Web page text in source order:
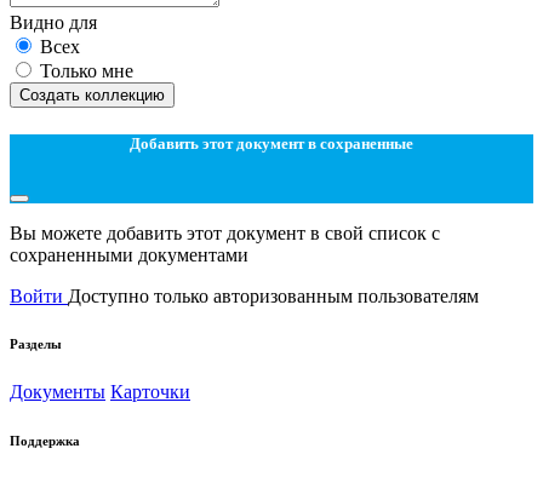
Видно для
Всех
Только мне
Создать коллекцию
Добавить этот документ в сохраненные
Вы можете добавить этот документ в свой список с
сохраненными документами
Войти Доступно только авторизованным пользователям
Разделы
Документы Карточки
Поддержка